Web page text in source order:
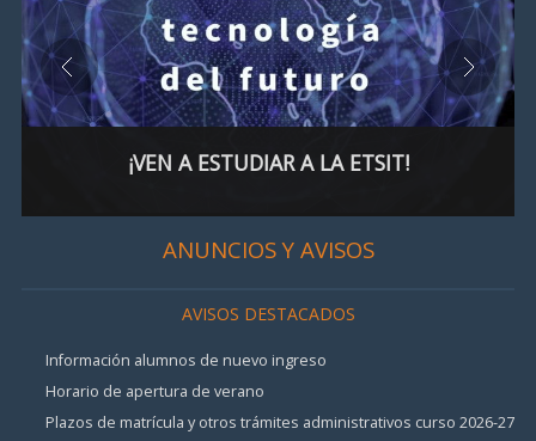
¡VEN A ESTUDIAR A LA ETSIT!
ANUNCIOS Y AVISOS
AVISOS DESTACADOS
Información alumnos de nuevo ingreso
Horario de apertura de verano
Plazos de matrícula y otros trámites administrativos curso 2026-27